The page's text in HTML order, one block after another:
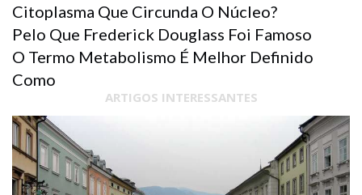
Citoplasma Que Circunda O Núcleo?
Pelo Que Frederick Douglass Foi Famoso
O Termo Metabolismo É Melhor Definido
Como
ARTIGOS INTERESSANTES